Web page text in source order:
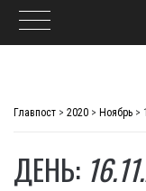
Главпост > 2020 > Ноябрь >
ДЕНЬ: